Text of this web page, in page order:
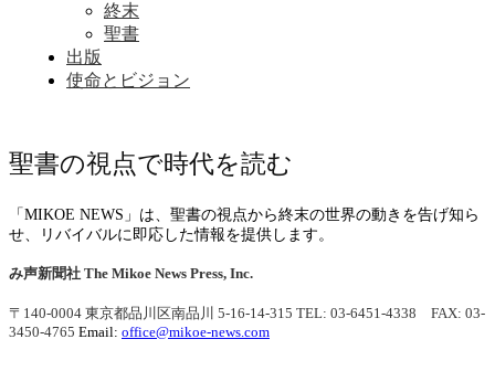
終末
聖書
出版
使命とビジョン
聖書の視点で時代を読む
「MIKOE NEWS」は、聖書の視点から終末の世界の動きを告げ知ら
せ、リバイバルに即応した情報を提供します。
み声新聞社 The Mikoe News Press, Inc.
〒140-0004 東京都品川区南品川 5-16-14-315 TEL: 03-6451-4338 FAX: 03-
3450-4765 Email: office@mikoe-news.com